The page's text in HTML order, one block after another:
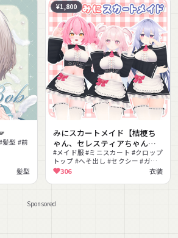
型 #前
髪型
¥1,800
みにスカートメイド【桔梗ち
ゃん、セレスティアちゃん、
エポナちゃん用】【PB対応】
#メイド服 #ミニスカート #クロップ
トップ #へそ出し #セクシー #ガー
リー #コルセット #ニーハイ
306 衣装
Sponsored